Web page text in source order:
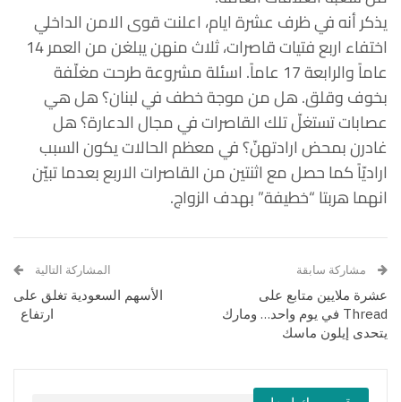
يذكر أنه في ظرف عشرة ايام، اعلنت قوى الامن الداخلي
اختفاء اربع فتيات قاصرات، ثلاث منهن يبلغن من العمر 14
عاماً والرابعة 17 عاماً. اسئلة مشروعة طرحت مغلّفة
بخوف وقلق. هل من موجة خطف في لبنان؟ هل هي
عصابات تستغلّ تلك القاصرات في مجال الدعارة؟ هل
غادرن بمحض ارادتهنّ؟ في معظم الحالات يكون السبب
اراديّاً كما حصل مع اثنتين من القاصرات الاربع بعدما تبيّن
انهما هربتا “خطيفة” بهدف الزواج.
مشاركة سابقة
عشرة ملايين متابع على
Thread في يوم واحد… ومارك
يتحدى إيلون ماسك
المشاركة التالية
الأسهم السعودية تغلق على
ارتفاع